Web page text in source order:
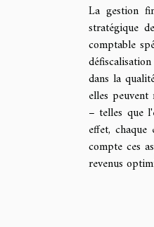
La gestion
stratégique
comptable
dans la
elles peuvent
– telles que
effet,
compte ces
revenus